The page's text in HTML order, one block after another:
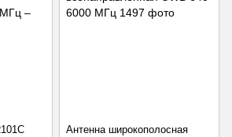
Антенна широкополосная